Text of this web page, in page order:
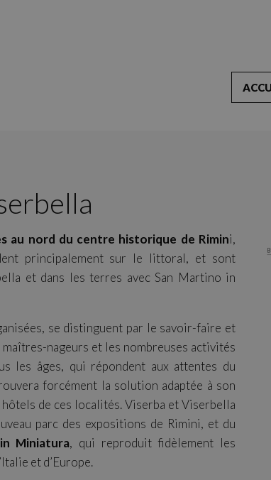
au nord du centre historique de Rimini,
principalement sur le littoral, et sont
et dans les terres avec San Martino in
se distinguent par le savoir-faire et
nageurs et les nombreuses activités
les âges, qui répondent aux attentes du
forcément la solution adaptée à son
de ces localités. Viserba et Viserbella
parc des expositions de Rimini, et du
Miniatura, qui reproduit fidèlement les
et d’Europe.